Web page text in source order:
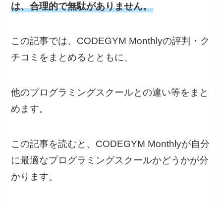
は、合理的で無駄がありません。
この記事では、CODEGYM Monthlyの評判・ク
チコミをまとめるとともに、
他のプログラミングスクールとの違い等をまと
めます。
この記事を読むと、CODEGYM Monthlyが自分
に最適なプログラミングスクールかどうかが分
かります。